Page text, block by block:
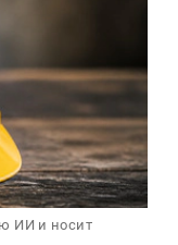
ИИ и носит